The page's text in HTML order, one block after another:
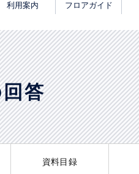
利用案内 フロアガイド
答
資料目録